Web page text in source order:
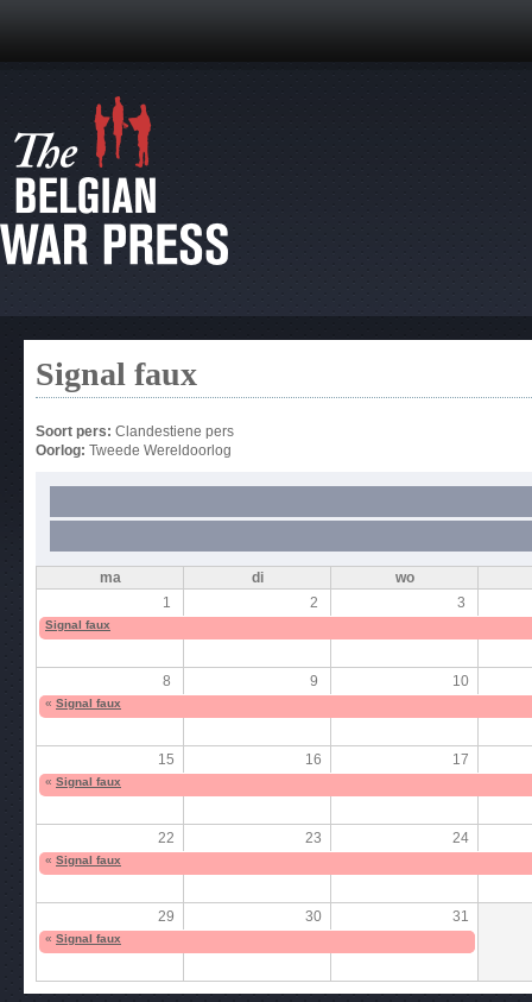
Signal faux
Soort pers: Clandestiene pers
Oorlog: Tweede Wereldoorlog
ma di
wo
1
2 3
Signal faux
8 9 10
« Signal faux
15 16 17
« Signal faux
22 23 24
« Signal faux
29 30 31
« Signal faux